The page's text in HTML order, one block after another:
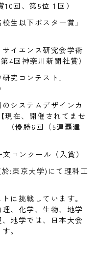
回、第5位１回）
生以下ポスター賞」
イエンス研究会学術
回神奈川新聞社賞）
研究コンテスト」
システムデザインカ
現在、開催されてませ
（優勝6回（5連覇達
コンクール（入賞）
:東京大学)にて理科工
に挑戦しています。
、化学、生物、地学
地学では、日本大会
。